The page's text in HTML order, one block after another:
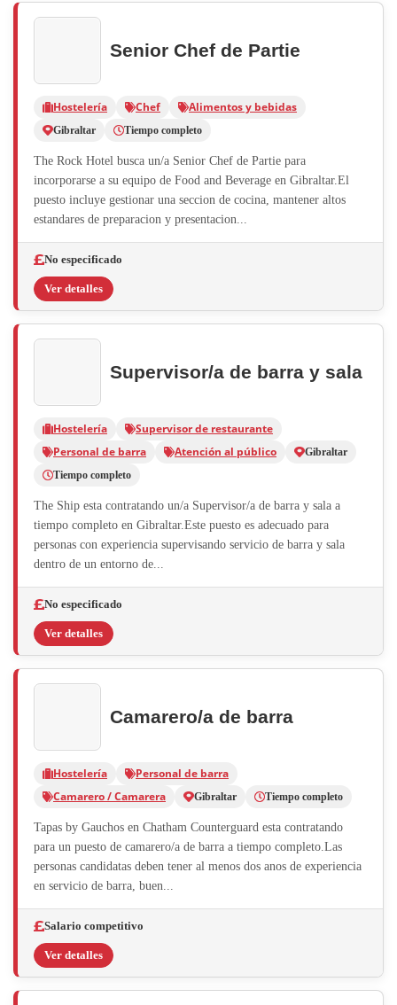
Senior Chef de Partie
Hostelería Chef Alimentos y bebidas
Gibraltar Tiempo completo
The Rock Hotel busca un/a Senior Chef de Partie para
incorporarse a su equipo de Food and Beverage en Gibraltar.El
puesto incluye gestionar una seccion de cocina, mantener altos
estandares de preparacion y presentacion...
No especificado
Ver detalles
Supervisor/a de barra y sala
Hostelería
Supervisor de restaurante
Personal de barra
Atención al público
Gibraltar
Tiempo completo
The Ship esta contratando un/a Supervisor/a de barra y sala a
tiempo completo en Gibraltar.Este puesto es adecuado para
personas con experiencia supervisando servicio de barra y sala
dentro de un entorno de...
No especificado
Ver detalles
Camarero/a de barra
Hostelería
Personal de barra
Camarero / Camarera
Gibraltar Tiempo completo
Tapas by Gauchos en Chatham Counterguard esta contratando
para un puesto de camarero/a de barra a tiempo completo.Las
personas candidatas deben tener al menos dos anos de experiencia
en servicio de barra, buen...
Salario competitivo
Ver detalles